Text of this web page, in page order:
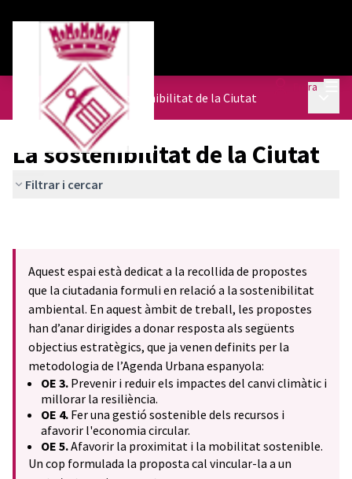
Entra
Agenda Urbana/ La sostenibilitat de la Ciutat
La sostenibilitat de la Ciutat
Filtrar i cercar
Aquest espai està dedicat a la recollida de propostes
que la ciutadania formuli en relació a la sostenibilitat
ambiental. En aquest àmbit de treball, les propostes
han d’anar dirigides a donar resposta als següents
objectius estratègics, que ja venen definits per la
metodologia de l’Agenda Urbana espanyola:
OE 3. Prevenir i reduir els impactes del canvi climàtic i
millorar la resiliència.
OE 4. Fer una gestió sostenible dels recursos i
afavorir l'economia circular.
OE 5.Afavorir la proximitat i la mobilitat sostenible.
Un cop formulada la proposta cal vincular-la a un